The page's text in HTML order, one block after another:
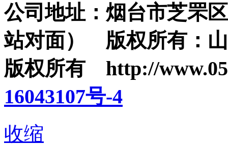
公司地址：烟台市芝罘
站对面） 版权所有：
版权所有 http://
16043107号-4
收缩